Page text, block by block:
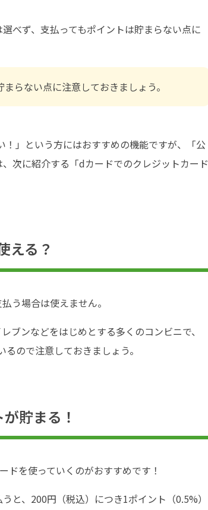
べず、支払ってもポイントは貯まらない点に
らない点に注意しておきましょう。
！」という方にはおすすめの機能ですが、「公
次に紹介する「dカードでのクレジットカード
える？
う場合は使えません。
ブンなどをはじめとする多くのコンビニで、
ので注意しておきましょう。
貯まる！
を使っていくのがおすすめです！
と、200円（税込）につき1ポイント（0.5%）